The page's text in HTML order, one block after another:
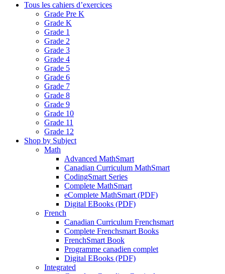
Tous les cahiers d’exercices
Grade Pre K
Grade K
Grade 1
Grade 2
Grade 3
Grade 4
Grade 5
Grade 6
Grade 7
Grade 8
Grade 9
Grade 10
Grade 11
Grade 12
Shop by Subject
Math
Advanced MathSmart
Canadian Curriculum MathSmart
CodingSmart Series
Complete MathSmart
eComplete MathSmart (PDF)
Digital EBooks (PDF)
French
Canadian Curriculum Frenchsmart
Complete Frenchsmart Books
FrenchSmart Book
Programme canadien complet
Digital EBooks (PDF)
Integrated